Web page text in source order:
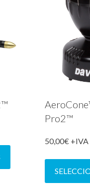
tiene
Pro2™
50,00€ +IVA